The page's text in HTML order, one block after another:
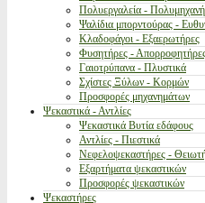
Πολυεργαλεία -
Ψαλίδια μπορντούρας -
Κλαδοφάγοι - Εξαερωτήρες
Φυσητήρες -
Γαιοτρύπανα - Πλυστικά
Σχίστες Ξύλων - Κορμών
Προσφορές μηχανημάτων
Ψεκαστικά - Αντλίες
Ψεκαστικά Βυτία εδάφους
Αντλίες - Πιεστικά
Νεφελοψεκαστήρες -
Εξαρτήματα ψεκαστικών
Προσφορές ψεκαστικών
Ψεκαστήρες